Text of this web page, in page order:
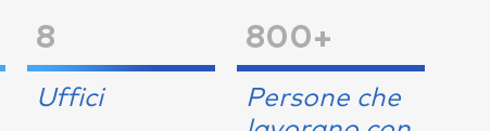
8
Uffici
800+
Persone che